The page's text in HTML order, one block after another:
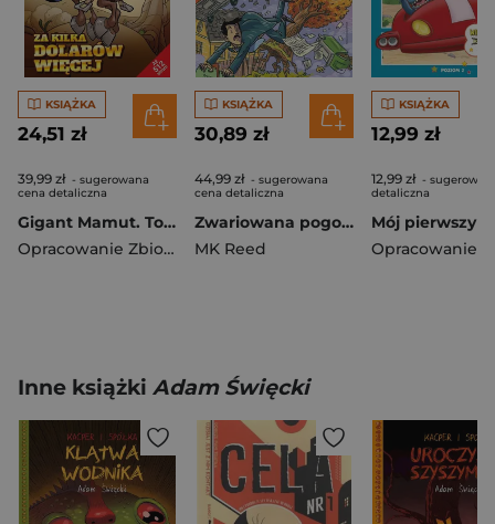
KSIĄŻKA
24,51 zł
39,99 zł - sugerowana
cena detaliczna
Gigant Mamut. Tom 2/2026. Za kilka dolarów więcej
Opracowanie Zbiorowe
KSIĄŻKA
30,89 zł
44,99 zł - sugerowana
cena detaliczna
Zwariowana pogoda - burze, meteorologia i klimat
MK Reed
KSIĄŻKA
12,99 zł
12,99 zł -
detaliczna
Inne książki Adam Święcki